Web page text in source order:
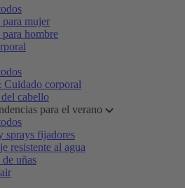
mujer
hombre
Cuidado corporal
cabello
para el verano
sprays fijadores
resistente al agua
de uñas